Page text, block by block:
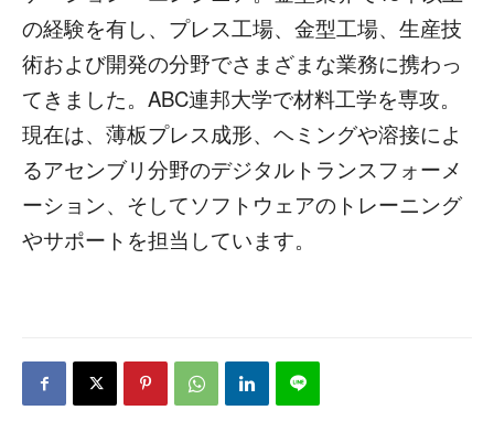
の経験を有し、プレス工場、金型工場、生産技
術および開発の分野でさまざまな業務に携わっ
てきました。ABC連邦大学で材料工学を専攻。
現在は、薄板プレス成形、ヘミングや溶接によ
るアセンブリ分野のデジタルトランスフォーメ
ーション、そしてソフトウェアのトレーニング
やサポートを担当しています。